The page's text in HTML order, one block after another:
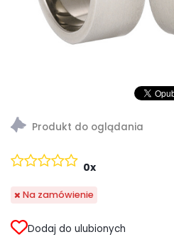
Na zamówienie
0x
Dodaj do ulubionych